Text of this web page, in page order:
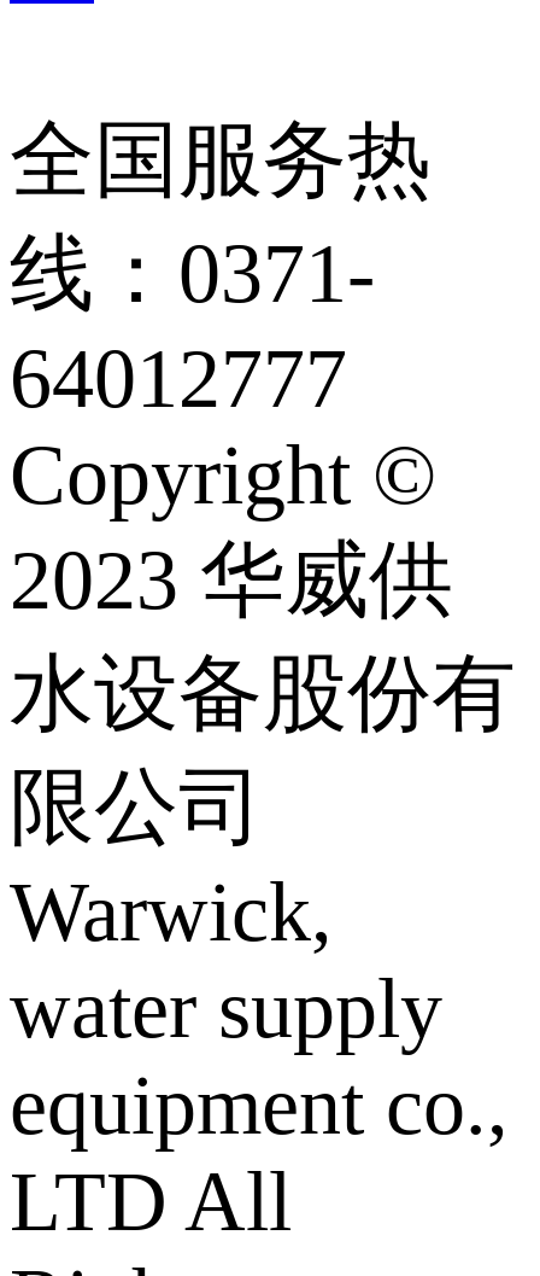
全国服务热
线：0371-
64012777
Copyright ©
2023 华威供
水设备股份有
限公司
Warwick,
water supply
equipment co.,
LTD All